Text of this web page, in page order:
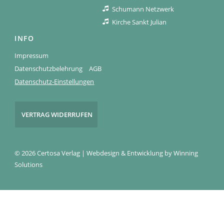
Schumann Netzwerk
Kirche Sankt Julian
INFO
Impressum
Datenschutzbelehrung
AGB
Datenschutz-Einstellungen
VERTRAG WIDERRUFEN
© 2026 Certosa Verlag | Webdesign & Entwicklung byWinning
Solutions